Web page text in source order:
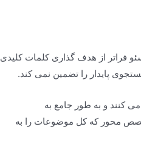
بر سئو فراتر از هدف گذاری کلمات کلیدی
پایدار را تضمین نمی کند.
کنند و به طور جامع به
محور که کل موضوعات را به